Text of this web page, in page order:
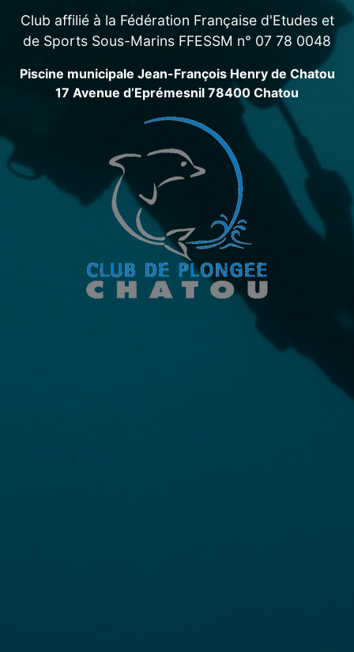
Club affilié à la Fédération Française d'Etudes et
de Sports Sous-Marins FFESSM n° 07 78 0048
Piscine municipale Jean-François Henry de Chatou
17 Avenue d’Eprémesnil 78400 Chatou